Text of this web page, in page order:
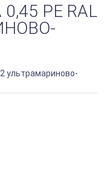
PE RAL
ультрамариново-